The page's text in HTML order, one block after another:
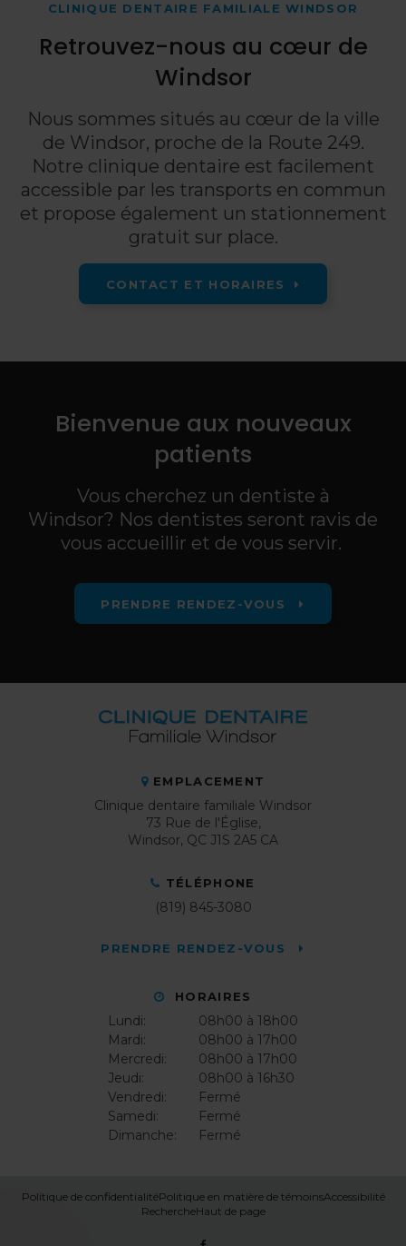
CLINIQUE DENTAIRE FAMILIALE WINDSOR
Retrouvez-nous au cœur de
Windsor
Nous sommes situés au cœur de la ville
de Windsor, proche de la Route 249.
Notre clinique dentaire est facilement
accessible par les transports en commun
et propose également un stationnement
gratuit sur place.
CONTACT ET HORAIRES
Bienvenue aux nouveaux
patients
Vous cherchez un dentiste à
Windsor? Nos dentistes seront ravis de
vous accueillir et de vous servir.
PRENDRE RENDEZ-VOUS
EMPLACEMENT
Clinique dentaire familiale Windsor
73 Rue de l'Église
Windsor QC J1S 2A5 CA
TÉLÉPHONE
(819) 845-3080
PRENDRE RENDEZ-VOUS
HORAIRES
Lundi:
08h00 à 18h00
Mardi:
08h00 à 17h00
Mercredi:
08h00 à 17h00
Jeudi:
08h00 à 16h30
Vendredi:
Fermé
Samedi:
Fermé
Dimanche:
Fermé
Politique de confidentialitéPolitique en matière de témoinsAccessibilité
RechercheHaut de page